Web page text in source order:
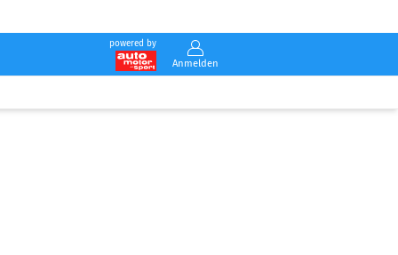
powered by
Anmelden